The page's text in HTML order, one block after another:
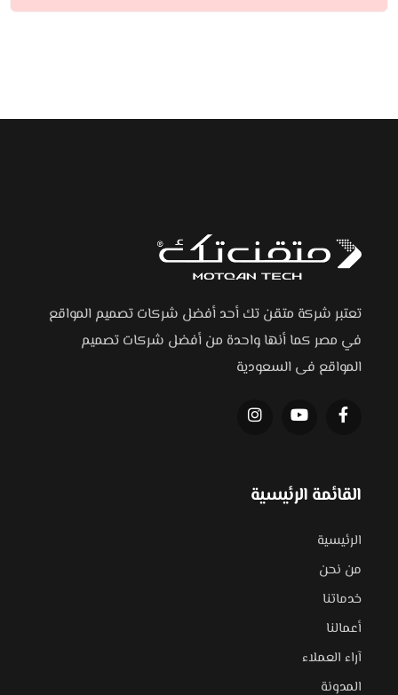
تعتبر شركة متقن تك أحد أفضل شركات تصميم المواقع
في مصر كما أنها واحدة من أفضل شركات تصميم
المواقع فى السعودية
القائمة الرئيسية
الرئيسية
من نحن
خدماتنا
أعمالنا
آراء العملاء
المدونة